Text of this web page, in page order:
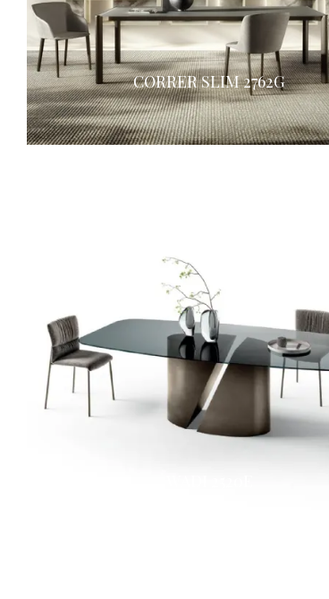
CORRER SLIM 2762G